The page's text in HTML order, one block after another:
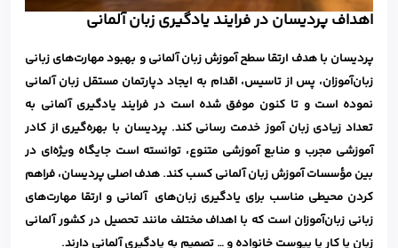
اهداف پردیسان در فرایند یادگیری زبان آلمانی
پردیسان با هدف ارتقا سطح آموزش زبان‌ آلمانی و بهبود مهارت‌های زبانی
زبان‌آموزان، پس از تاسیس، اقدام به ایجاد دپارتمان مستقل زبان آلمانی
نموده است و تا کنون موفق شده است در فرایند یادگیری آلمانی به
تعداد زیادی زبان آموز خدمت رسانی کند. پردیسان با بهره‌گیری از کادر
آموزشی مجرب و منابع آموزشی متنوع، توانسته است جایگاه ویژه‌ای در
بین مؤسسات آموزش زبان آلمانی کسب کند. هدف اصلی پردیسان، فراهم
کردن محیطی مناسب برای یادگیری زبان‌های آلمانی و ارتقا مهارت‌های
زبانی زبان‌آموزان است که با اهداف مختلف مانند تحصیل در کشور آلمانی
زبان یا کار یا پیوست خانواده و … تصمیم به یادگیری آلمانی دارند.